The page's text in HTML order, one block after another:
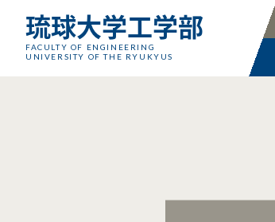
琉球大学工学部
FACULTY OF ENGINEERING
UNIVERSITY OF THE RYUKYUS